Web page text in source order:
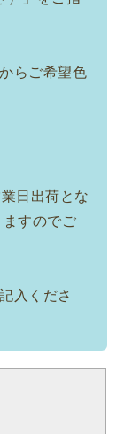
らご希望色
日出荷とな
すのでご
入くださ